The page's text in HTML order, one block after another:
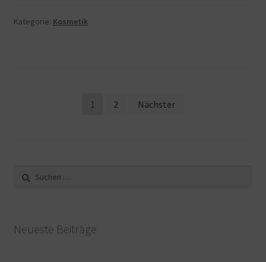
Kategorie: Kosmetik
Beitragsnavigation
1 2 Nächster
Suche
nach:
Neueste Beiträge